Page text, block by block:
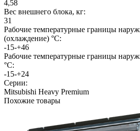
4,58
Вес внешнего блока, кг:
31
Рабочие температурные границы
(охлаждение) °C:
‑15-+46
Рабочие температурные границы
°C:
‑15-+24
Серии:
Mitsubishi Heavy Premium
Похожие товары